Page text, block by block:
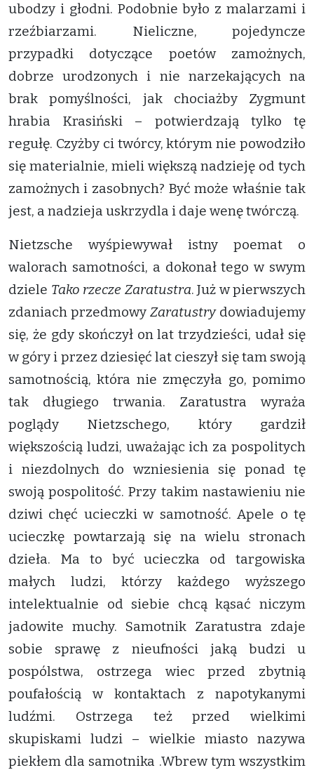
ubodzy i głodni. Podobnie było z malarzami i
rzeźbiarzami. Nieliczne, pojedyncze
przypadki dotyczące poetów zamożnych,
dobrze urodzonych i nie narzekających na
brak pomyślności, jak chociażby Zygmunt
hrabia Krasiński – potwierdzają tylko tę
regułę. Czyżby ci twórcy, którym nie powodziło
się materialnie, mieli większą nadzieję od tych
zamożnych i zasobnych? Być może właśnie tak
jest, a nadzieja uskrzydla i daje wenę twórczą.
Nietzsche wyśpiewywał istny poemat o
walorach samotności, a dokonał tego w swym
dziele Tako rzecze Zaratustra. Już w pierwszych
zdaniach przedmowy Zaratustry dowiadujemy
się, że gdy skończył on lat trzydzieści, udał się
w góry i przez dziesięć lat cieszył się tam swoją
samotnością, która nie zmęczyła go, pomimo
tak długiego trwania. Zaratustra wyraża
poglądy Nietzschego, który gardził
większością ludzi, uważając ich za pospolitych
i niezdolnych do wzniesienia się ponad tę
swoją pospolitość. Przy takim nastawieniu nie
dziwi chęć ucieczki w samotność. Apele o tę
ucieczkę powtarzają się na wielu stronach
dzieła. Ma to być ucieczka od targowiska
małych ludzi, którzy każdego wyższego
intelektualnie od siebie chcą kąsać niczym
jadowite muchy. Samotnik Zaratustra zdaje
sobie sprawę z nieufności jaką budzi u
pospólstwa, ostrzega wiec przed zbytnią
poufałością w kontaktach z napotykanymi
ludźmi. Ostrzega też przed wielkimi
skupiskami ludzi – wielkie miasto nazywa
piekłem dla samotnika .Wbrew tym wszystkim